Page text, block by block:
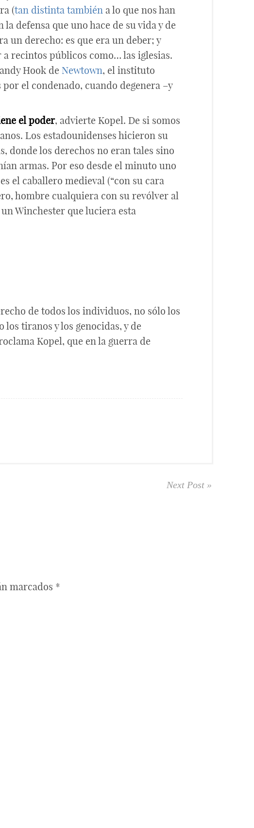
(tan distinta también a lo que nos han
defensa que uno hace de su vida y de
un derecho: es que era un deber; y
a recintos públicos como… las iglesias.
Hook de Newtown, el instituto
por el condenado, cuando degenera –y
el poder, advierte Kopel. De si somos
Los estadounidenses hicieron su
donde los derechos no eran tales sino
armas. Por eso desde el minuto uno
el caballero medieval (“con su cara
hombre cualquiera con su revólver al
Winchester que luciera esta
de todos los individuos, no sólo los
tiranos y los genocidas, y de
Kopel, que en la guerra de
Next Post »
marcados *